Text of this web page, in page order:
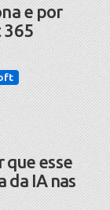
e por
365
que esse
da IA nas